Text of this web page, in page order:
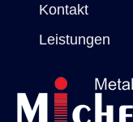
Kontakt
Leistungen